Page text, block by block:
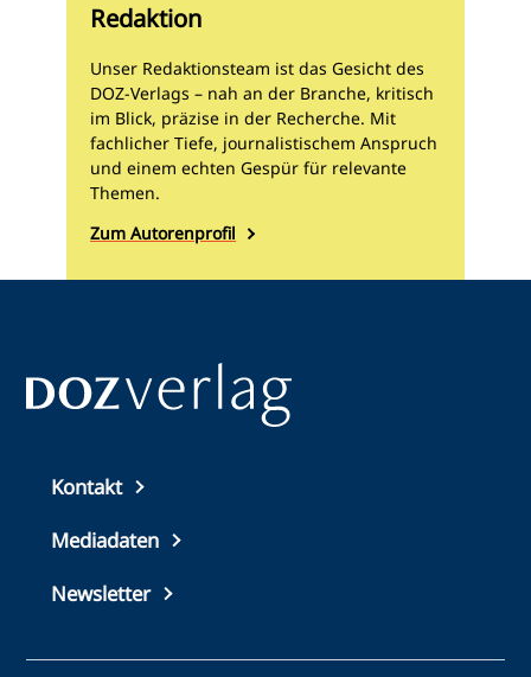
Redaktion
Unser Redaktionsteam ist das Gesicht des
DOZ-Verlags – nah an der Branche, kritisch
im Blick, präzise in der Recherche. Mit
fachlicher Tiefe, journalistischem Anspruch
und einem echten Gespür für relevante
Themen.
Zum Autorenprofil
Top
footer
Kontakt
Mediadaten
Newsletter